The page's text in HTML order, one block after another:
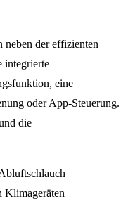
neben der effizienten
integrierte
eine
oder App-Steuerung.
die
Klimageräten